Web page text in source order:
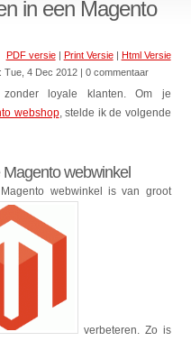
in een Magento
PDF versie| Print Versie| Html Versie
Tue, 4 Dec 2012 | 0 commentaar
loyale klanten. Om je
webshop, stelde ik de volgende
webwinkel
webwinkel is van groot
verbeteren. Zo is